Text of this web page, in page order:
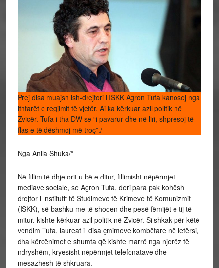
Prej disa muajsh ish-drejtori i ISKK Agron Tufa kanosej nga
ithtarët e regjimit të vjetër. Ai ka kërkuar azil politik në
Zvicër. Tufa i tha DW se “i pavarur dhe në liri, shpresoj të
flas e të dëshmoj më troç”./
Nga Anila Shuka/*
Në fillim të dhjetorit u bë e ditur, fillimisht nëpërmjet
mediave sociale, se Agron Tufa, deri para pak kohësh
drejtor i Institutit të Studimeve të Krimeve të Komunizmit
(ISKK), së bashku me të shoqen dhe pesë fëmijët e tij të
mitur, kishte kërkuar azil politik në Zvicër. Si shkak për këtë
vendim Tufa, laureat i disa çmimeve kombëtare në letërsi,
dha kërcënimet e shumta që kishte marrë nga njerëz të
ndryshëm, kryesisht nëpërmjet telefonatave dhe
mesazhesh të shkruara.